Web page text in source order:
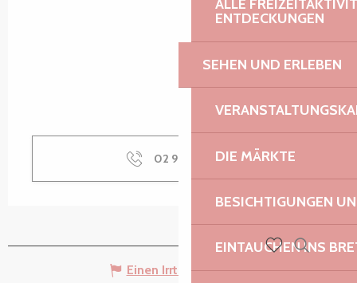
ALLE
ENTDECKUNGEN
SEHEN UND ERLEBEN
DIE MÄRKTE
BESICHTIGUNGEN
EINTAUCHEN INS
Voir les favoris
02 96 92 51▒▒
Einen Irrtum angeben